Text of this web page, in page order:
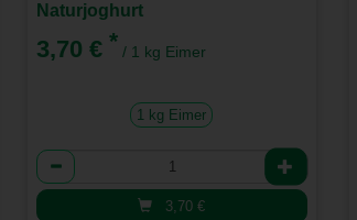
Naturjoghurt
3,70 €* / 1 kg Eimer
1 kg Eimer
Anzahl
3,70€